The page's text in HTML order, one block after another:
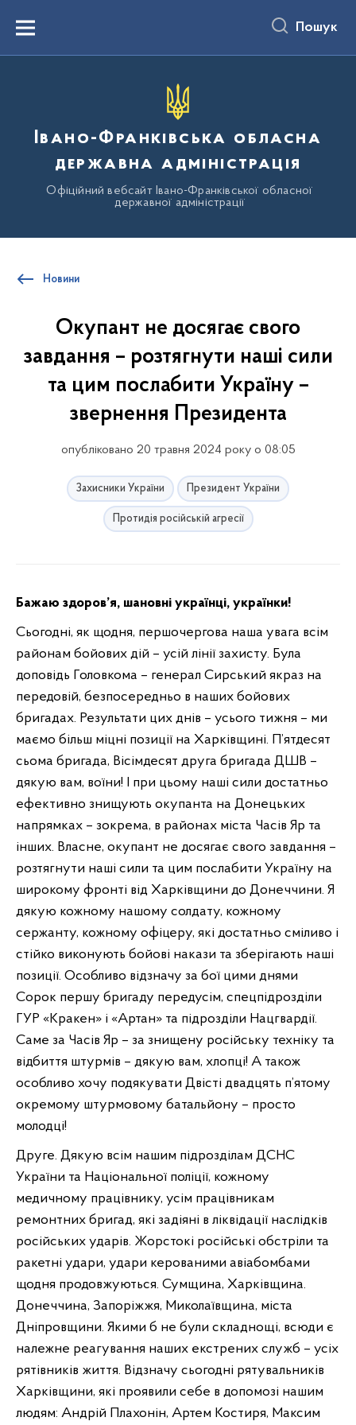
вмістуMenu Пошук
Івано-Франківська обласна
державна адміністрація
Офіційний вебсайт Івано-Франківської обласної
державної адміністрації
Новини
Окупант не досягає свого
завдання – розтягнути наші сили
та цим послабити Україну –
звернення Президента
опубліковано 20 травня 2024 року о 08:05
Захисники України Президент України
Протидія російській агресії
Бажаю здоров’я, шановні українці, українки!
Сьогодні, як щодня, першочергова наша увага всім
районам бойових дій – усій лінії захисту. Була
доповідь Головкома – генерал Сирський якраз на
передовій, безпосередньо в наших бойових
бригадах. Результати цих днів – усього тижня – ми
маємо більш міцні позиції на Харківщині. П’ятдесят
сьома бригада, Вісімдесят друга бригада ДШВ –
дякую вам, воїни! І при цьому наші сили достатньо
ефективно знищують окупанта на Донецьких
напрямках – зокрема, в районах міста Часів Яр та
інших. Власне, окупант не досягає свого завдання –
розтягнути наші сили та цим послабити Україну на
широкому фронті від Харківщини до Донеччини. Я
дякую кожному нашому солдату, кожному
сержанту, кожному офіцеру, які достатньо сміливо і
стійко виконують бойові накази та зберігають наші
позиції. Особливо відзначу за бої цими днями
Сорок першу бригаду передусім, спецпідрозділи
ГУР «Кракен» і «Артан» та підрозділи Нацгвардії.
Саме за Часів Яр – за знищену російську техніку та
відбиття штурмів – дякую вам, хлопці! А також
особливо хочу подякувати Двісті двадцять п’ятому
окремому штурмовому батальйону – просто
молодці!
Друге. Дякую всім нашим підрозділам ДСНС
України та Національної поліції, кожному
медичному працівнику, усім працівникам
ремонтних бригад, які задіяні в ліквідації наслідків
російських ударів. Жорстокі російські обстріли та
ракетні удари, удари керованими авіабомбами
щодня продовжуються. Сумщина, Харківщина.
Донеччина, Запоріжжя, Миколаївщина, міста
Дніпровщини. Якими б не були складнощі, всюди є
належне реагування наших екстрених служб – усіх
рятівників життя. Відзначу сьогодні рятувальників
Харківщини, які проявили себе в допомозі нашим
людям: Андрій Плахонін, Артем Костиря, Максим